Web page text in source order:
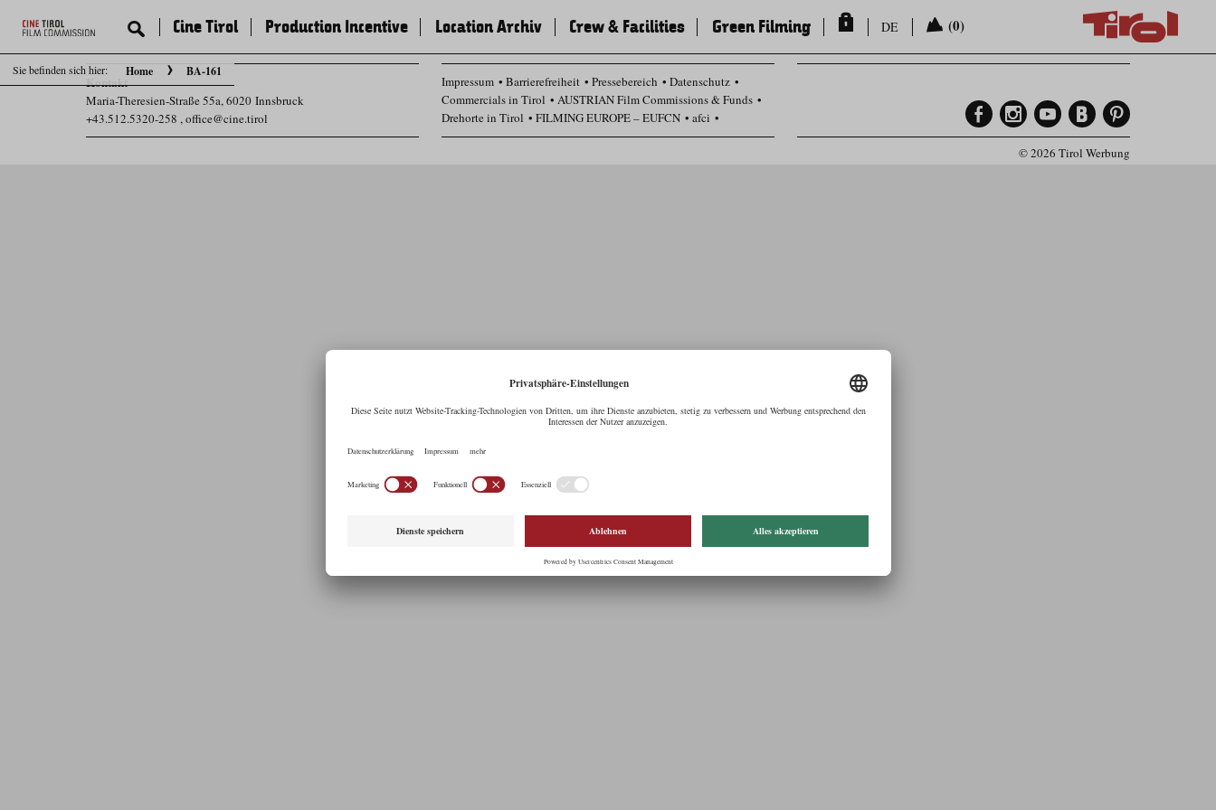
Sie befinden sich hier: Home BA-161
Cine Tirol Production Incentive Location Archiv Crew & Facilities Green Filming DE (0)
Kontakt
Maria-Theresien-Straße 55a, 6020 Innsbruck
+43.512.5320-258 ,office@cine.tirol
Impressum Barrierefreiheit Pressebereich
Datenschutz
Commercials in Tirol
AUSTRIAN Film Commissions & Funds
Drehorte in Tirol
FILMING EUROPE – EUFCN
afci
Datenschutz Einstellungen
© 2026 Tirol Werbung